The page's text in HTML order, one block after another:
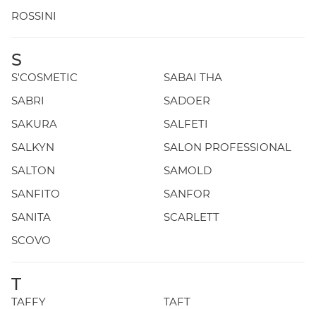
ROSSINI
S
S'COSMETIC
SABAI THA
SABRI
SADOER
SAKURA
SALFETI
SALKYN
SALON PROFESSIONAL
SALTON
SAMOLD
SANFITO
SANFOR
SANITA
SCARLETT
SCOVO
T
TAFFY
TAFT